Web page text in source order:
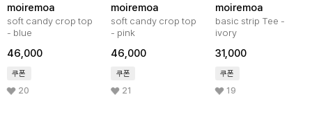
moiremoa
soft candy crop top
- blue
46,000
쿠폰
20
moiremoa
soft candy crop top
- pink
46,000
쿠폰
21
moiremoa
basic strip Tee -
ivory
31,000
쿠폰
19